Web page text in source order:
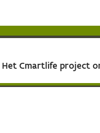
Het Cmartlife project